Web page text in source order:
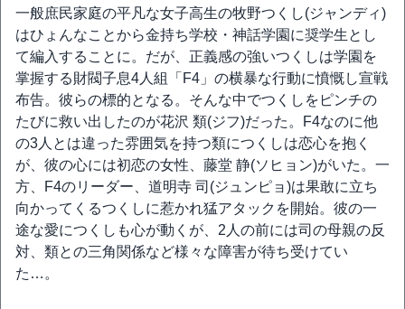
一般庶民家庭の平凡な女子高生の牧野つくし(ジャンディ)
はひょんなことから金持ち学校・神話学園に奨学生とし
て編入することに。だが、正義感の強いつくしは学園を
掌握する財閥子息4人組「F4」の横暴な行動に憤慨し宣戦
布告。彼らの標的となる。そんな中でつくしをピンチの
たびに救い出したのが花沢 類(ジフ)だった。F4なのに他
の3人とは違った雰囲気を持つ類につくしは恋心を抱く
が、彼の心には初恋の女性、藤堂 静(ソヒョン)がいた。一
方、F4のリーダー、道明寺 司(ジュンピョ)は果敢に立ち
向かってくるつくしに惹かれ猛アタックを開始。彼の一
途な愛につくしも心が動くが、2人の前には司の母親の反
対、類との三角関係など様々な障害が待ち受けてい
た…。